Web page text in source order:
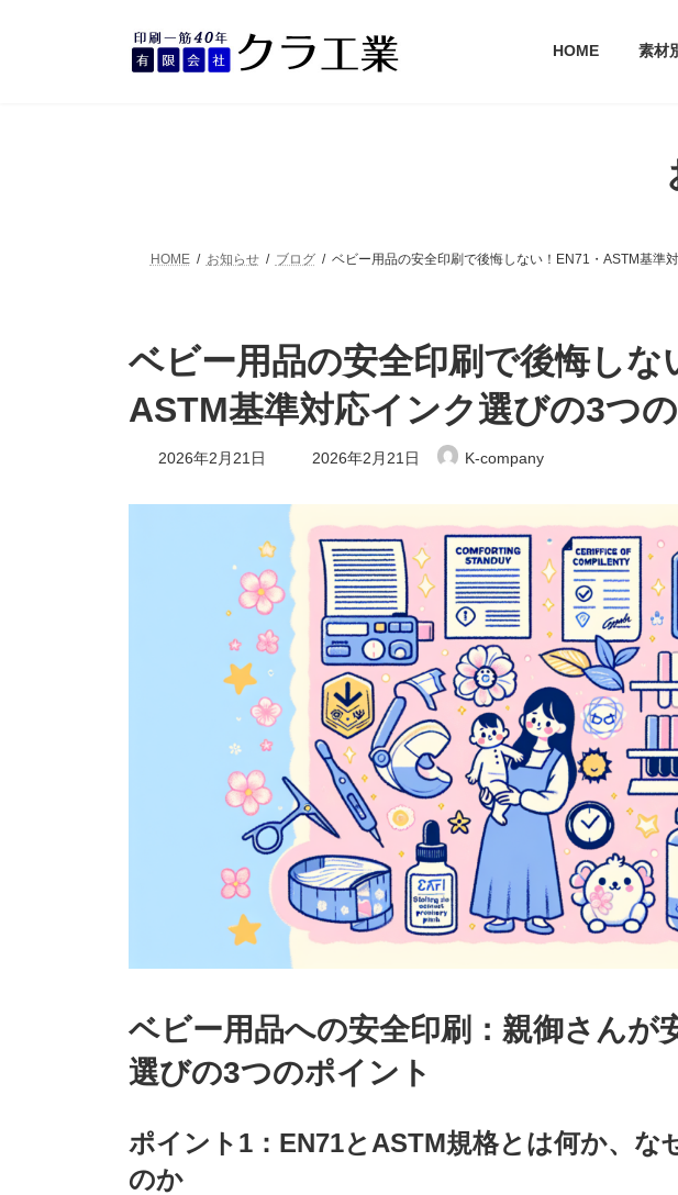
HOME 素材
HOME お知らせ ブログ ベビー用品の安全印刷で後悔しない！EN71・ASTM基準
ベビー用品の安全印刷で後悔しな
ASTM基準対応インク選びの3つ
2026年2月21日
最
終
新
日
時
2026年2月21日 K-company
ベビー用品への安全印刷：親御さんが
選びの3つのポイント
ポイント1：EN71とASTM規格とは何か、な
のか